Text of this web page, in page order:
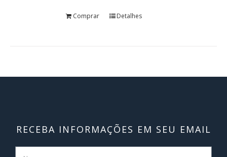
Comprar Detalhes
RECEBA INFORMAÇÕES EM SEU EMAIL